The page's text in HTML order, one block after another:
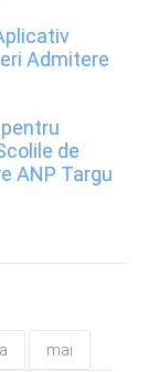
Admitere
de
ANP Targu
mai